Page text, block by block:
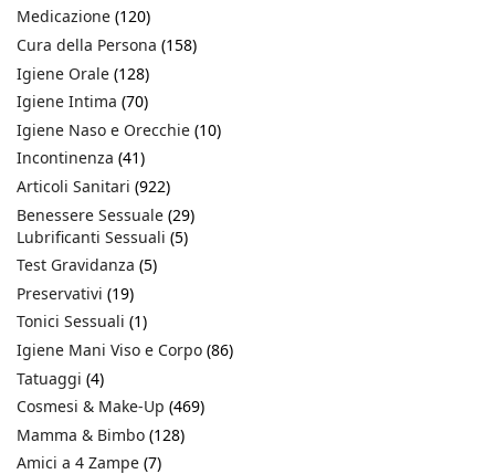
Medicazione (120)
Cura della Persona (158)
Igiene Orale (128)
Igiene Intima (70)
Igiene Naso e Orecchie (10)
Incontinenza (41)
Articoli Sanitari (922)
Benessere Sessuale (29)
Lubrificanti Sessuali (5)
Test Gravidanza (5)
Preservativi (19)
Tonici Sessuali (1)
Igiene Mani Viso e Corpo (86)
Tatuaggi (4)
Cosmesi & Make-Up (469)
Mamma & Bimbo (128)
Amici a 4 Zampe (7)